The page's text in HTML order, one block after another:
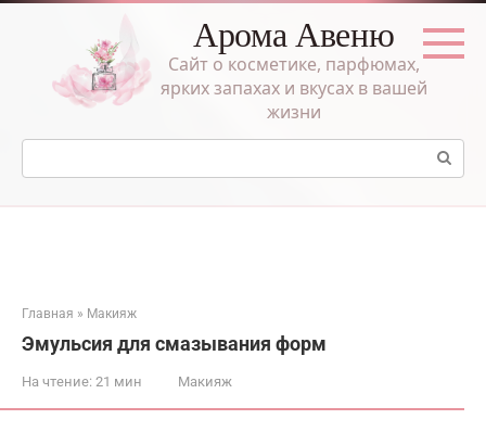
Перейти
Арома Авеню
Сайт о косметике, парфюмах,
ярких запахах и вкусах в вашей
жизни
Поиск:
Главная » Макияж
Эмульсия для смазывания форм
На чтение: 21 мин Макияж